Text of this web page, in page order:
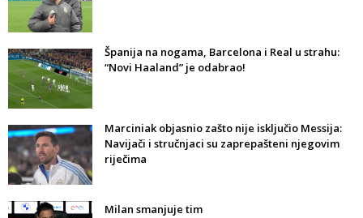
Španija na nogama, Barcelona i Real u strahu:
“Novi Haaland” je odabrao!
Marciniak objasnio zašto nije isključio Messija:
Navijači i stručnjaci su zaprepašteni njegovim
riječima
Milan smanjuje tim